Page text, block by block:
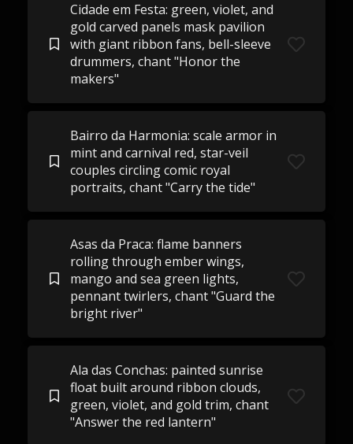
Cidade em Festa: green, violet, and
gold carved panels mask pavilion
with giant ribbon fans, bell-sleeve
drummers, chant "Honor the
makers"
Bairro da Harmonia: scale armor in
mint and carnival red, star-veil
couples circling comic royal
portraits, chant "Carry the tide"
Asas da Praca: flame banners
rolling through ember wings,
mango and sea green lights,
pennant twirlers, chant "Guard the
bright river"
Ala das Conchas: painted sunrise
float built around ribbon clouds,
green, violet, and gold trim, chant
"Answer the red lantern"